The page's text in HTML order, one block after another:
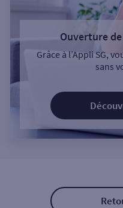
Ouverture
Grâce à l’Appli SG,
sans